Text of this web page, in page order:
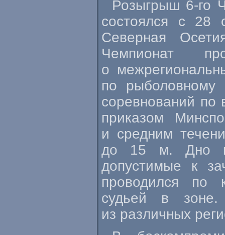
Розыгрыш 6-го
состоялся с 28
Северная
Чемпионат
о
по рыболовному
соревнований по
приказом
и средним
до 15 м. Дно
допустимые к
проводился по
судьей в
из различных